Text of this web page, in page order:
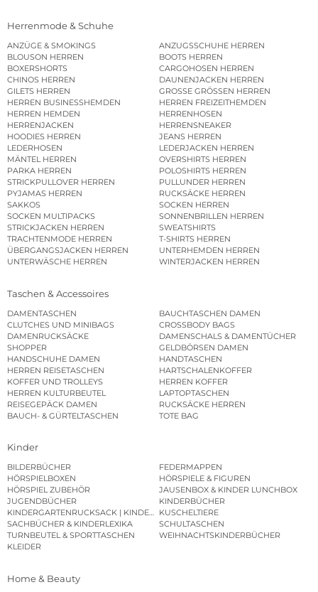
Herrenmode & Schuhe
ANZÜGE & SMOKINGS
ANZUGSSCHUHE HERREN
BLOUSON HERREN
BOOTS HERREN
BOXERSHORTS
CARGOHOSEN HERREN
CHINOS HERREN
DAUNENJACKEN HERREN
GILETS HERREN
GROSSE GRÖSSEN HERREN
HERREN BUSINESSHEMDEN
HERREN FREIZEITHEMDEN
HERREN HEMDEN
HERRENHOSEN
HERRENJACKEN
HERRENSNEAKER
HOODIES HERREN
JEANS HERREN
LEDERHOSEN
LEDERJACKEN HERREN
MÄNTEL HERREN
OVERSHIRTS HERREN
PARKA HERREN
POLOSHIRTS HERREN
STRICKPULLOVER HERREN
PULLUNDER HERREN
PYJAMAS HERREN
RUCKSÄCKE HERREN
SAKKOS
SOCKEN HERREN
SOCKEN MULTIPACKS
SONNENBRILLEN HERREN
STRICKJACKEN HERREN
SWEATSHIRTS
TRACHTENMODE HERREN
T-SHIRTS HERREN
ÜBERGANGSJACKEN HERREN
UNTERHEMDEN HERREN
UNTERWÄSCHE HERREN
WINTERJACKEN HERREN
Taschen & Accessoires
DAMENTASCHEN
BAUCHTASCHEN DAMEN
CLUTCHES UND MINIBAGS
CROSSBODY BAGS
DAMENRUCKSÄCKE
DAMENSCHALS & DAMENTÜCHER
SHOPPER
GELDBÖRSEN DAMEN
HANDSCHUHE DAMEN
HANDTASCHEN
HERREN REISETASCHEN
HARTSCHALENKOFFER
KOFFER UND TROLLEYS
HERREN KOFFER
HERREN KULTURBEUTEL
LAPTOPTASCHEN
REISEGEPÄCK DAMEN
RUCKSÄCKE HERREN
BAUCH- & GÜRTELTASCHEN
TOTE BAG
Kinder
BILDERBÜCHER
FEDERMAPPEN
HÖRSPIELBOXEN
HÖRSPIELE & FIGUREN
HÖRSPIEL ZUBEHÖR
JAUSENBOX & KINDER LUNCHBOX
JUGENDBÜCHER
KINDERBÜCHER
KINDERGARTENRUCKSACK | KINDERGARTENBEUTEL
KUSCHELTIERE
SACHBÜCHER & KINDERLEXIKA
SCHULTASCHEN
TURNBEUTEL & SPORTTASCHEN
WEIHNACHTSKINDERBÜCHER
KLEIDER
Home & Beauty